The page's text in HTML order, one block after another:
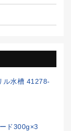
ル水槽 41278-
ド300g×3